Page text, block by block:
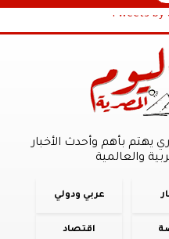
Tweets by
يهتم بأهم وأحدث الأخبار
والعالمية
عربي ودولي
اقتصاد